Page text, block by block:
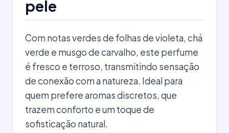
pele
Com notas verdes de folhas de violeta, chá
verde e musgo de carvalho, este perfume
é fresco e terroso, transmitindo sensação
de conexão com a natureza. Ideal para
quem prefere aromas discretos, que
trazem conforto e um toque de
sofisticação natural.